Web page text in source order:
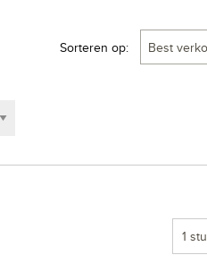
Sorteren op: